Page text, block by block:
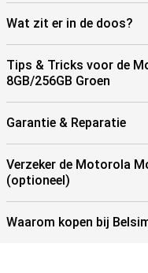
Wat zit er in de doos?
Tips & Tricks voor de
8GB/256GB Groen
Garantie & Reparatie
Verzeker de Motorola
(optioneel)
Waarom kopen bij